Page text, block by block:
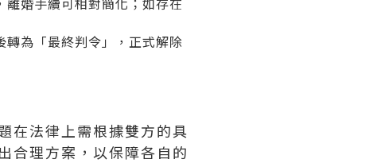
轉為「最終判令」，正式解除
在法律上需根據雙方的具
合理方案，以保障各自的